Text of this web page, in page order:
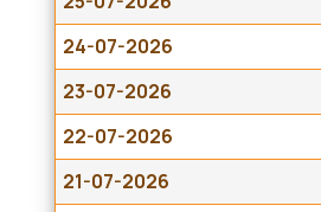
24-07-2026
23-07-2026
22-07-2026
21-07-2026